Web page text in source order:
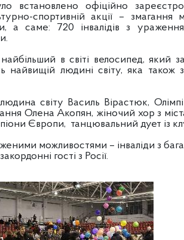
встановлено офіційно
спортивній акції – змагання
а саме: 720 інвалідів з
в світі велосипед, який
людині світу, яка також
світу Василь Вірастюк,
Олена Акопян, жіночий хор з
Європи, ­ танцювальний дует із
можливостями – інваліди з
гості з Росії.